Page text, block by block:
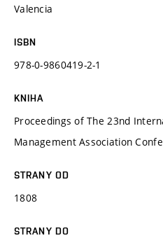
Valencia
ISBN
978-0-9860419-2-1
KNIHA
Proceedings of The 23nd
Management Association
STRANY OD
1808
STRANY DO